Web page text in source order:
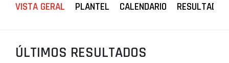
PROJETOS
LIGA BETCLIC FEMININA
VISTA GERAL PLANTEL CALENDARIO RESULTADOS
ÚLTIMOS RESULTADOS